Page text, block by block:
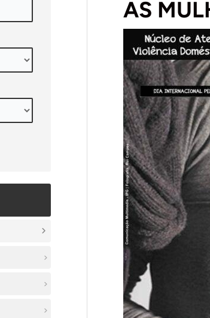
AS